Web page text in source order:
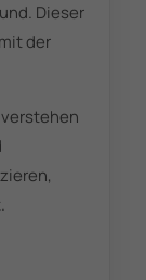
Dieser
der